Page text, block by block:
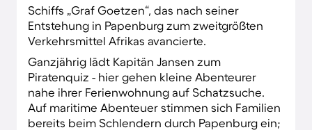
Schiffs „Graf Goetzen“, das nach seiner
Entstehung in Papenburg zum zweitgrößten
Verkehrsmittel Afrikas avancierte.
Ganzjährig lädt Kapitän Jansen zum
Piratenquiz - hier gehen kleine Abenteurer
nahe ihrer Ferienwohnung auf Schatzsuche.
Auf maritime Abenteuer stimmen sich Familien
bereits beim Schlendern durch Papenburg ein;